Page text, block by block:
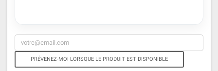
PRÉVENEZ-MOI LORSQUE LE PRODUIT EST DISPONIBLE